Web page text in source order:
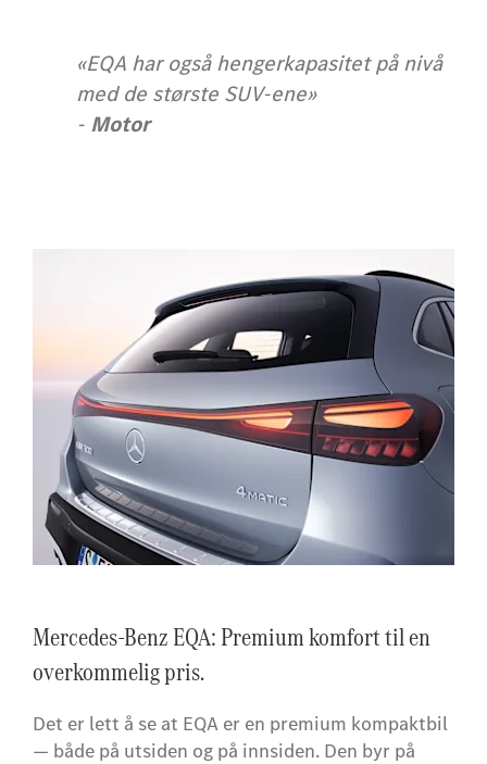
«EQA har også hengerkapasitet på nivå
med de største SUV-ene»
- Motor
Mercedes-Benz EQA: Premium komfort til en
overkommelig pris.
Det er lett å se at EQA er en premium kompaktbil
— både på utsiden og på innsiden. Den byr på